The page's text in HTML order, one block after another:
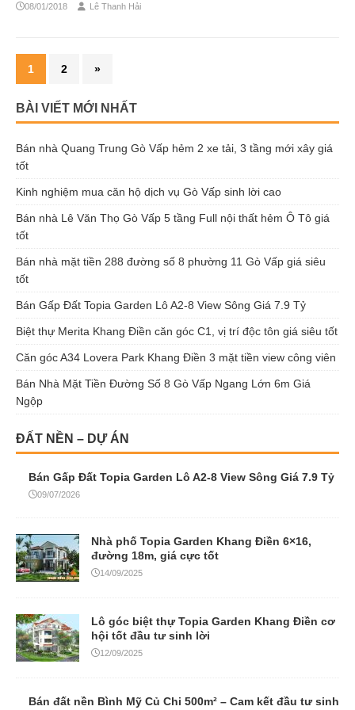
08/01/2018 Lê Thanh Hải
1 2 »
BÀI VIẾT MỚI NHẤT
Bán nhà Quang Trung Gò Vấp hẻm 2 xe tải, 3 tầng mới xây giá
tốt
Kinh nghiệm mua căn hộ dịch vụ Gò Vấp sinh lời cao
Bán nhà Lê Văn Thọ Gò Vấp 5 tầng Full nội thất hẻm Ô Tô giá
tốt
Bán nhà mặt tiền 288 đường số 8 phường 11 Gò Vấp giá siêu
tốt
Bán Gấp Đất Topia Garden Lô A2-8 View Sông Giá 7.9 Tỷ
Biệt thự Merita Khang Điền căn góc C1, vị trí độc tôn giá siêu tốt
Căn góc A34 Lovera Park Khang Điền 3 mặt tiền view công viên
Bán Nhà Mặt Tiền Đường Số 8 Gò Vấp Ngang Lớn 6m Giá
Ngộp
ĐẤT NỀN – DỰ ÁN
Bán Gấp Đất Topia Garden Lô A2-8 View Sông Giá 7.9 Tỷ
09/07/2026
Nhà phố Topia Garden Khang Điền 6×16,
đường 18m, giá cực tốt
14/09/2025
Lô góc biệt thự Topia Garden Khang Điền cơ
hội tốt đầu tư sinh lời
12/09/2025
Bán đất nền Bình Mỹ Củ Chi 500m² – Cam kết đầu tư sinh